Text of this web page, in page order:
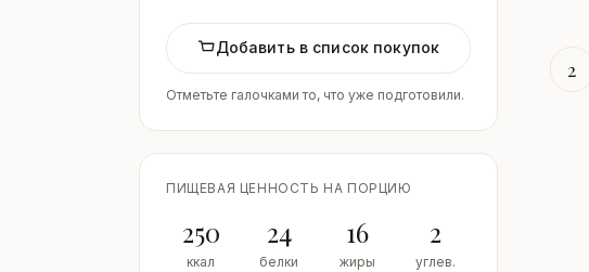
Добавить в список покупок
Отметьте галочками то, что уже подготовили.
ПИЩЕВАЯ ЦЕННОСТЬ НА ПОРЦИЮ
250
ккал
24
белки
16
жиры
2
углев.
2